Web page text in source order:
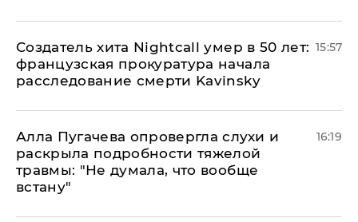
Создатель хита Nightcall умер в 50 лет:
французская прокуратура начала
расследование смерти Kavinsky
15:57
Алла Пугачева опровергла слухи и
раскрыла подробности тяжелой
травмы: "Не думала, что вообще
встану"
16:19